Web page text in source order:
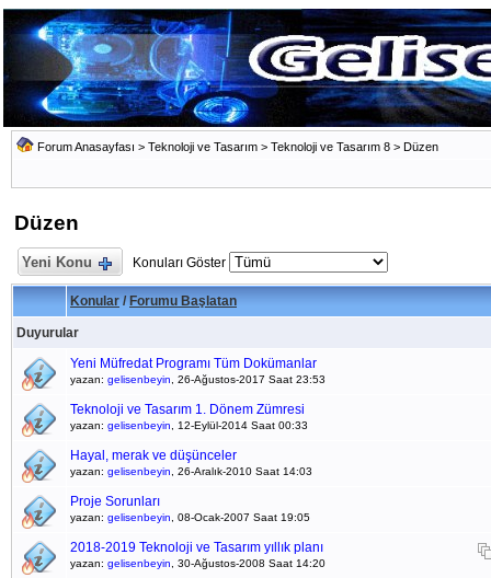
Forum Anasayfası > Teknoloji ve Tasarım > Teknoloji ve Tasarım 8 > Düzen
Düzen
Yeni Konu Konuları Göster
Konular / Forumu Başlatan
Duyurular
Yeni Müfredat Programı Tüm Dokümanlar
yazan: gelisenbeyin , 26-Ağustos-2017 Saat 23:53
Teknoloji ve Tasarım 1. Dönem Zümresi
yazan: gelisenbeyin , 12-Eylül-2014 Saat 00:33
Hayal, merak ve düşünceler
yazan: gelisenbeyin , 26-Aralık-2010 Saat 14:03
Proje Sorunları
yazan: gelisenbeyin , 08-Ocak-2007 Saat 19:05
2018-2019 Teknoloji ve Tasarım yıllık planı
yazan: gelisenbeyin , 30-Ağustos-2008 Saat 14:20